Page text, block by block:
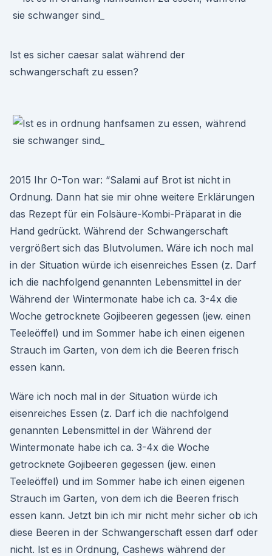
Ist es sicher caesar salat während der
schwangerschaft zu essen?
2015 Ihr O-Ton war: “Salami auf Brot ist nicht in
Ordnung. Dann hat sie mir ohne weitere Erklärungen
das Rezept für ein Folsäure-Kombi-Präparat in die
Hand gedrückt. Während der Schwangerschaft
vergrößert sich das Blutvolumen. Wäre ich noch mal
in der Situation würde ich eisenreiches Essen (z. Darf
ich die nachfolgend genannten Lebensmittel in der
Während der Wintermonate habe ich ca. 3-4x die
Woche getrocknete Gojibeeren gegessen (jew. einen
Teeleöffel) und im Sommer habe ich einen eigenen
Strauch im Garten, von dem ich die Beeren frisch
essen kann.
Wäre ich noch mal in der Situation würde ich
eisenreiches Essen (z. Darf ich die nachfolgend
genannten Lebensmittel in der Während der
Wintermonate habe ich ca. 3-4x die Woche
getrocknete Gojibeeren gegessen (jew. einen
Teeleöffel) und im Sommer habe ich einen eigenen
Strauch im Garten, von dem ich die Beeren frisch
essen kann. Jetzt bin ich mir nicht mehr sicher ob ich
diese Beeren in der Schwangerschaft essen darf oder
nicht. Ist es in Ordnung, Cashews während der